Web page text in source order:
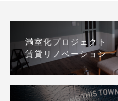
満室化プロジェクト
賃貸リノベーション